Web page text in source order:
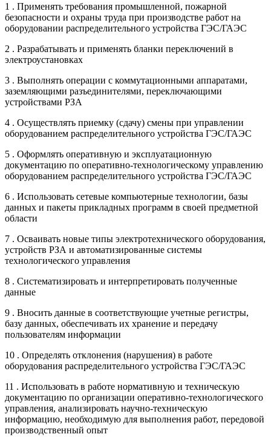
1 . Применять требования промышленной, пожарной
безопасности и охраны труда при производстве работ на
оборудовании распределительного устройства ГЭС/ГАЭС
2 . Разрабатывать и применять бланки переключений в
электроустановках
3 . Выполнять операции с коммутационными аппаратами,
заземляющими разъединителями, переключающими
устройствами РЗА
4 . Осуществлять приемку (сдачу) смены при управлении
оборудованием распределительного устройства ГЭС/ГАЭС
5 . Оформлять оперативную и эксплуатационную
документацию по оперативно-технологическому управлению
оборудованием распределительного устройства ГЭС/ГАЭС
6 . Использовать сетевые компьютерные технологии, базы
данных и пакеты прикладных программ в своей предметной
области
7 . Осваивать новые типы электротехнического оборудования,
устройств РЗА и автоматизированные системы
технологического управления
8 . Систематизировать и интерпретировать полученные
данные
9 . Вносить данные в соответствующие учетные регистры,
базу данных, обеспечивать их хранение и передачу
пользователям информации
10 . Определять отклонения (нарушения) в работе
оборудования распределительного устройства ГЭС/ГАЭС
11 . Использовать в работе нормативную и техническую
документацию по организации оперативно-технологического
управления, анализировать научно-техническую
информацию, необходимую для выполнения работ, передовой
производственный опыт